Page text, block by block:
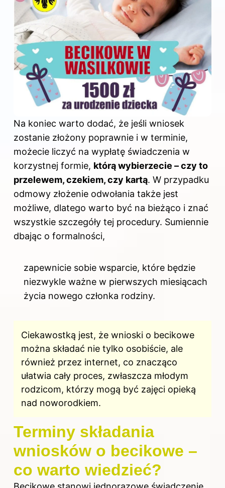
Na koniec warto dodać, że jeśli wniosek
zostanie złożony poprawnie i w terminie,
możecie liczyć na wypłatę świadczenia w
korzystnej formie, którą wybierzecie – czy to
przelewem, czekiem, czy kartą. W przypadku
odmowy złożenie odwołania także jest
możliwe, dlatego warto być na bieżąco i znać
wszystkie szczegóły tej procedury. Sumiennie
dbając o formalności,
zapewnicie sobie wsparcie, które będzie
niezwykle ważne w pierwszych miesiącach
życia nowego członka rodziny.
Ciekawostką jest, że wnioski o becikowe
można składać nie tylko osobiście, ale
również przez internet, co znacząco
ułatwia cały proces, zwłaszcza młodym
rodzicom, którzy mogą być zajęci opieką
nad noworodkiem.
Terminy składania
wniosków o becikowe –
co warto wiedzieć?